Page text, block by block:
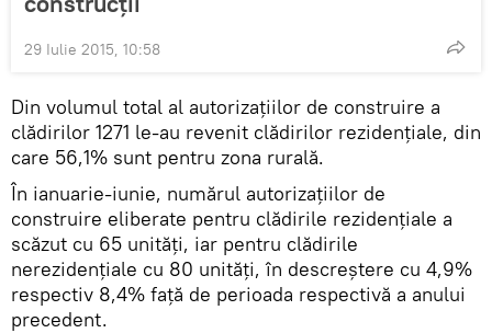
29 Iulie 2015, 10:58
Din volumul total al autorizaţiilor de construire a
clădirilor 1271 le-au revenit clădirilor rezidenţiale, din
care 56,1% sunt pentru zona rurală.
În ianuarie-iunie, numărul autorizaţiilor de
construire eliberate pentru clădirile rezidenţiale a
scăzut cu 65 unităţi, iar pentru clădirile
nerezidenţiale cu 80 unităţi, în descreştere cu 4,9%
respectiv 8,4% faţă de perioada respectivă a anului
precedent.